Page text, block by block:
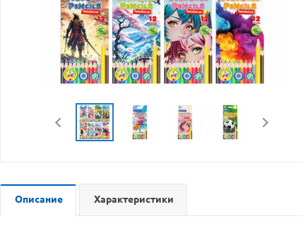
Описание Характеристики